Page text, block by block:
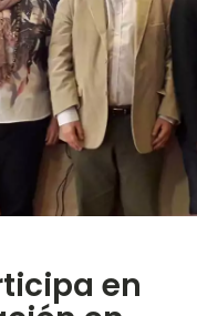
en